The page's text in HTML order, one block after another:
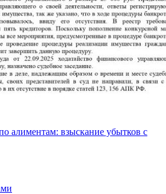
алиментам: взыскание убытков с